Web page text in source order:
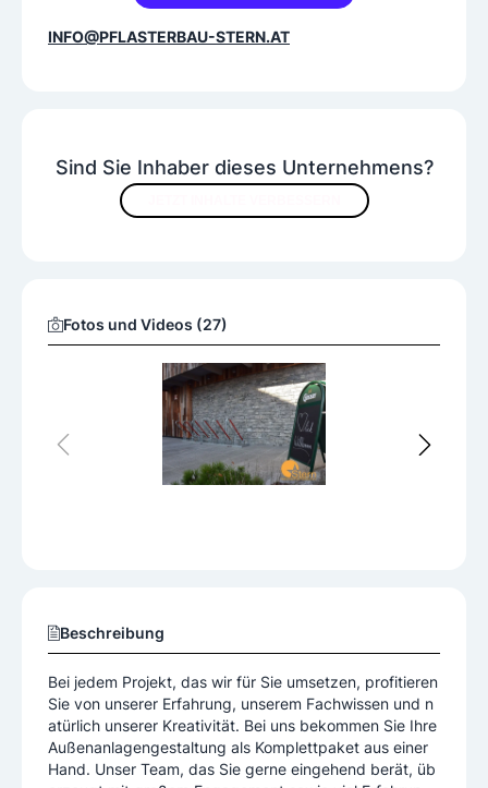
Sind Sie Inhaber dieses Unternehmens?
Fotos und Videos (27)
Bei jedem Projekt, das wir für Sie umsetzen, profitieren
atürlich unserer Kreativität. Bei uns bekommen Sie Ihre
Außenanlagengestaltung als Komplettpaket aus einer
Hand. Unser Team, das Sie gerne eingehend berät, üb
erzeugt mit großem Engagement sowie viel Erfahrung,
Fachwissen und Kreativität. Verlässlichkeit und Termint
Mehr anzeigen
INFO@PFLASTERBAU-STERN.AT